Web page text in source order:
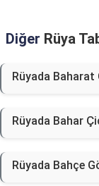
Diğer Rüya
Rüyada Baharat
Rüyada Bahar
Rüyada Bahçe